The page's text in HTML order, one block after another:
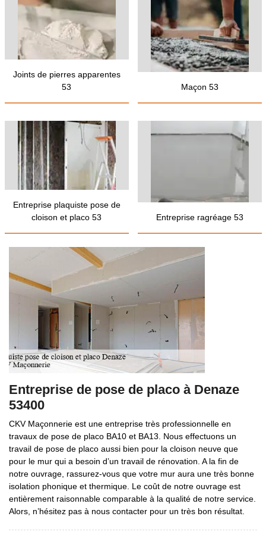
Joints de pierres apparentes
53
Maçon 53
Entreprise plaquiste pose de
cloison et placo 53
Entreprise ragréage 53
Entreprise de pose de placo à Denaze
53400
CKV Maçonnerie est une entreprise très professionnelle en
travaux de pose de placo BA10 et BA13. Nous effectuons un
travail de pose de placo aussi bien pour la cloison neuve que
pour le mur qui a besoin d’un travail de rénovation. A la fin de
notre ouvrage, rassurez-vous que votre mur aura une très bonne
isolation phonique et thermique. Le coût de notre ouvrage est
entièrement raisonnable comparable à la qualité de notre service.
Alors, n’hésitez pas à nous contacter pour un très bon résultat.